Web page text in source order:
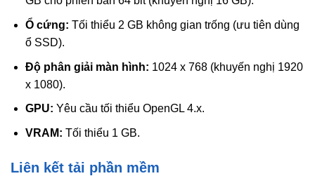
Ổ cứng: Tối thiểu 2 GB không gian trống (ưu tiên dùng
ổ SSD).
Độ phân giải màn hình: 1024 x 768 (khuyến nghị 1920
x 1080).
GPU: Yêu cầu tối thiểu OpenGL 4.x.
VRAM: Tối thiểu 1 GB.
Liên kết tải phần mềm